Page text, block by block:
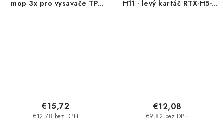
mop 3x pro vysavače TP-
€12,78 bez DPH
€15,72
H11 - levý kartáč RTX-H5-
€9,82 bez DPH
€12,08